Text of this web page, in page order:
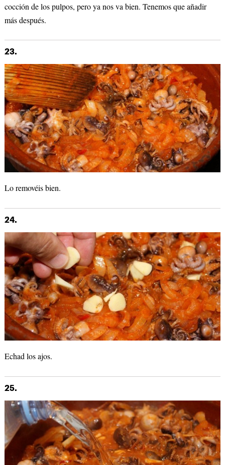
cocción de los pulpos, pero ya nos va bien. Tenemos que añadir
más después.
23.
Lo removéis bien.
24.
Echad los ajos.
25.